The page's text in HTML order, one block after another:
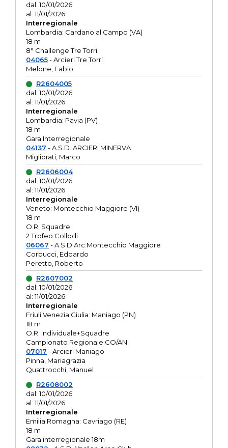
dal: 10/01/2026
al: 11/01/2026
Interregionale
Lombardia: Cardano al Campo (VA)
18 m
8° Challenge Tre Torri
04065- Arcieri Tre Torri
Melone, Fabio
R2604005
dal: 10/01/2026
al: 11/01/2026
Interregionale
Lombardia: Pavia (PV)
18 m
Gara Interregionale
04137 - A.S.D. ARCIERI MINERVA
Migliorati, Marco
R2606004
dal: 10/01/2026
al: 11/01/2026
Interregionale
Veneto: Montecchio Maggiore (VI)
18 m
O.R. Squadre
2 Trofeo Collodi
06067 - A.S.D.Arc.Montecchio Maggiore
Corbucci, Edoardo
Peretto, Roberto
R2607002
dal: 10/01/2026
al: 11/01/2026
Interregionale
Friuli Venezia Giulia: Maniago (PN)
18 m
O.R. Individuale+Squadre
Campionato Regionale CO/AN
07017 - Arcieri Maniago
Pinna, Mariagrazia
Quattrocchi, Manuel
R2608002
dal: 10/01/2026
al: 11/01/2026
Interregionale
Emilia Romagna: Cavriago (RE)
18 m
Gara interregionale 18m